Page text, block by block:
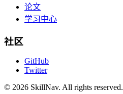
论文
学习中心
社区
GitHub
Twitter
© 2026 SkillNav. All rights reserved.